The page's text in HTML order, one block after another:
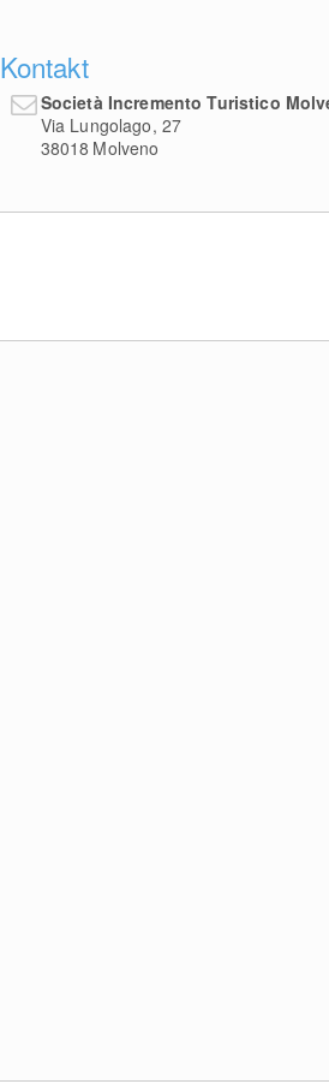
Kontakt
Società Incremento Turistico
Via Lungolago, 27
38018 Molveno